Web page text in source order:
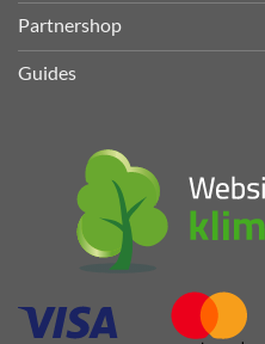
Partnershop
Guides